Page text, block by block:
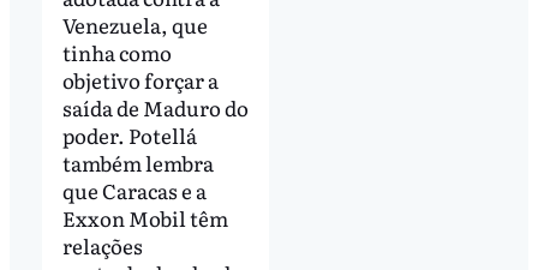
Venezuela, que
tinha como
objetivo forçar a
saída de Maduro do
poder. Potellá
também lembra
que Caracas e a
Exxon Mobil têm
relações